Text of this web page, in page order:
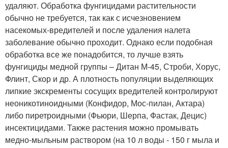
удаляют. Обработка фунгицидами растительности
обычно не требуется, так как с исчезновением
насекомых-вредителей и после удаления налета
заболевание обычно проходит. Однако если подобная
обработка все же понадобится, то лучше взять
фунгициды медной группы – Дитан М-45, Строби, Хорус,
Флинт, Скор и др. А плотность популяции выделяющих
липкие экскременты сосущих вредителей контролируют
неоникотиноидными (Конфидор, Мос-пилан, Актара)
либо пиретроидными (Фьюри, Шерпа, Фастак, Децис)
инсектицидами. Также растения можно промывать
медно-мыльным раствором (на 10 л воды - 150 г мыла и